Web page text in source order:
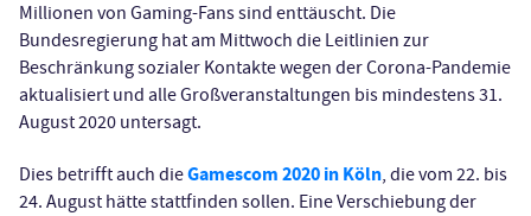
Millionen von Gaming-Fans sind enttäuscht. Die
Bundesregierung hat am Mittwoch die Leitlinien zur
Beschränkung sozialer Kontakte wegen der Corona-Pandemie
aktualisiert und alle Großveranstaltungen bis mindestens 31.
August 2020 untersagt.
Dies betrifft auch dieGamescom 2020 in Köln, die vom 22. bis
24. August hätte stattfinden sollen. Eine Verschiebung der